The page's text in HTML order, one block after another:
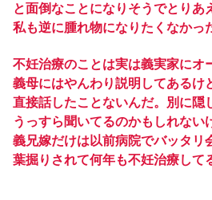
と面倒なことになりそうでとりあ
私も逆に腫れ物になりたくなかっ
不妊治療のことは実は義実家にオ
義母にはやんわり説明してあるけ
直接話したことないんだ。別に隠
うっすら聞いてるのかもしれない
義兄嫁だけは以前病院でバッタリ
葉掘りされて何年も不妊治療して